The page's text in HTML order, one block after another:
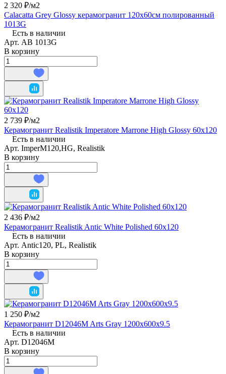
2 320 ₽/м2
Calacatta Grey Glossy керамогранит 120x60см полированный
1013G
Есть в наличии
Арт. AB 1013G
В корзину
2 739 ₽/м2
Керамогранит Realistik Imperatore Marrone High Glossy 60x120
Есть в наличии
Арт. ImperM120,HG, Realistik
В корзину
2 436 ₽/м2
Керамогранит Realistik Antic White Polished 60x120
Есть в наличии
Арт. Antic120, PL, Realistik
В корзину
1 250 ₽/м2
Керамогранит D12046M Arts Gray 1200x600x9.5
Есть в наличии
Арт. D12046M
В корзину